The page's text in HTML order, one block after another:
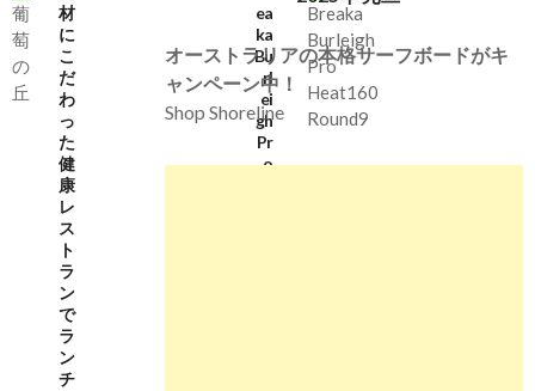
材
に
こ
だ
わ
っ
た
健
康
レ
ス
ト
ラ
ン
で
ラ
ン
チ
ea
ka
Bu
rl
ei
gh
Pr
o
オーストラリアの本格サーフボードがキ
ャンペーン中！
Shop Shoreline